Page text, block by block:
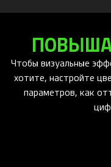
Чтобы визуальные
хотите, настройте
параметров, как